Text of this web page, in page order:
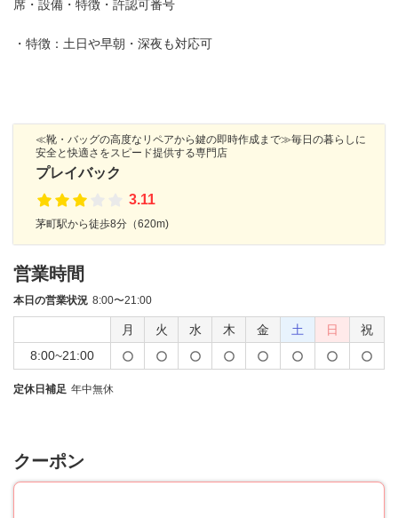
席・設備・特徴・許認可番号
・特徴：土日や早朝・深夜も対応可
≪靴・バッグの高度なリペアから鍵の即時作成まで≫毎日の暮らしに
安全と快適さをスピード提供する専門店
プレイバック
3.11
茅町駅から徒歩8分（620m)
営業時間
本日の営業状況 8:00〜21:00
月 火 水 木 金 土 日
祝
8:00~21:00
定休日補足 年中無休
クーポン